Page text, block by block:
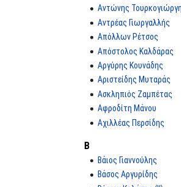
Αντώνης
Αντρέας Γιωργαλλής
Απόλλων Ρέτσος
Απόστολος Καλδάρας
Αργύρης Κουνάδης
Αριστείδης Μυταράς
Ασκληπιός Ζαμπέτας
Αφροδίτη Μάνου
Αχιλλέας Περσίδης
Β
Βάιος Γιαννούλης
Βάσος Αργυρίδης